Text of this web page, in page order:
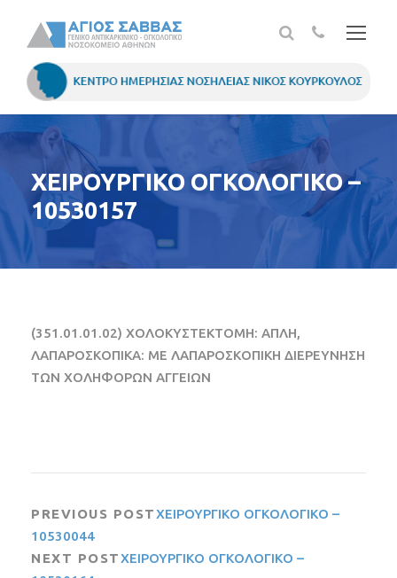
ΧΕΙΡΟΥΡΓΙΚΟ ΟΓΚΟΛΟΓΙΚΟ –
10530157
(351.01.01.02) ΧΟΛΟΚΥΣΤΕΚΤΟΜΗ: ΑΠΛΗ,
ΛΑΠΑΡΟΣΚΟΠΙΚΑ: ΜΕ ΛΑΠΑΡΟΣΚΟΠΙΚΗ ΔΙΕΡΕΥΝΗΣΗ
ΤΩΝ ΧΟΛΗΦΟΡΩΝ ΑΓΓΕΙΩΝ
PREVIOUS POSTΧΕΙΡΟΥΡΓΙΚΟ ΟΓΚΟΛΟΓΙΚΟ –
10530044
NEXT POSTΧΕΙΡΟΥΡΓΙΚΟ ΟΓΚΟΛΟΓΙΚΟ –